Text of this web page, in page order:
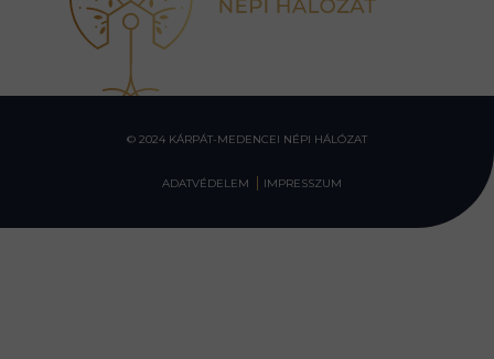
© 2024 KÁRPÁT-MEDENCEI NÉPI HÁLÓZAT
ADATVÉDELEM IMPRESSZUM